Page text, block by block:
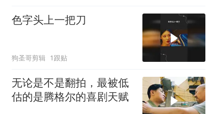
色字头上一把刀
狗圣哥剪辑 1跟贴
无论是不是翻拍，最被低
估的是腾格尔的喜剧天赋